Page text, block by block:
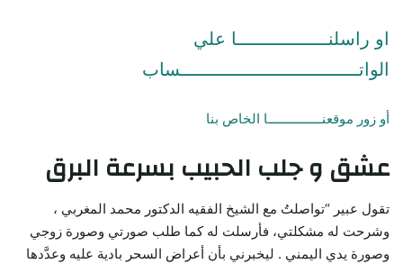
او راسلنـــــــــــــــــا علي
الواتـــــــــــــــــــــــــــــــــساب
أو زور موقعنـــــــــــــــا الخاص بنا
عشق و جلب الحبيب بسرعة البرق
تقول عبير “تواصلتُ مع الشيخ الفقيه الدكتور محمد المغربي ،
وشرحت له مشكلتي، فأرسلت له كما طلب صورتي وصورة زوجي
وصورة يدي اليمني . ليخبرني بأن أعراض السحر بادية عليه وعدَّدها